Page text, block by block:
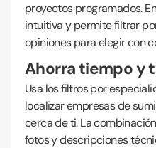
proyectos programados.
intuitiva y permite filtrar
opiniones para elegir con
Ahorra tiempo y
Usa los filtros por
localizar empresas de
cerca de ti. La
fotos y descripciones